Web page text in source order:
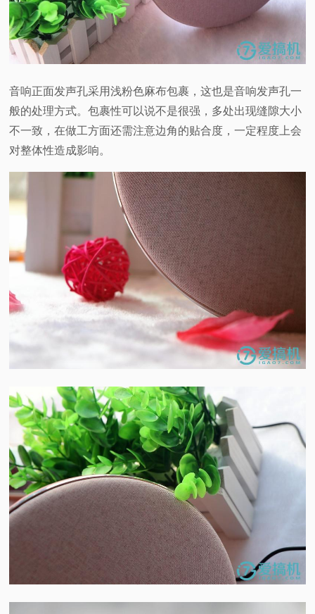
音响正面发声孔采用浅粉色麻布包裹，这也是音响发声孔一
般的处理方式。包裹性可以说不是很强，多处出现缝隙大小
不一致，在做工方面还需注意边角的贴合度，一定程度上会
对整体性造成影响。